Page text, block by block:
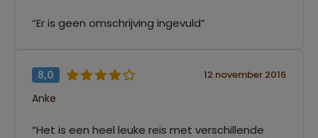
“Er is geen omschrijving ingevuld”
8,0 12 november 2016
Anke
“Het is een heel leuke reis met verschillende